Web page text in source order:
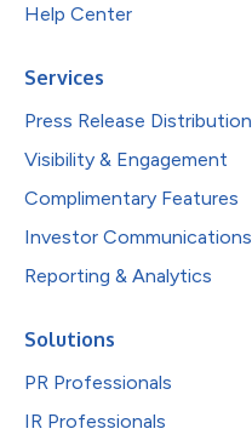
Help Center
Services
Press Release Distribution
Visibility & Engagement
Complimentary Features
Investor Communications
Reporting & Analytics
Solutions
PR Professionals
IR Professionals